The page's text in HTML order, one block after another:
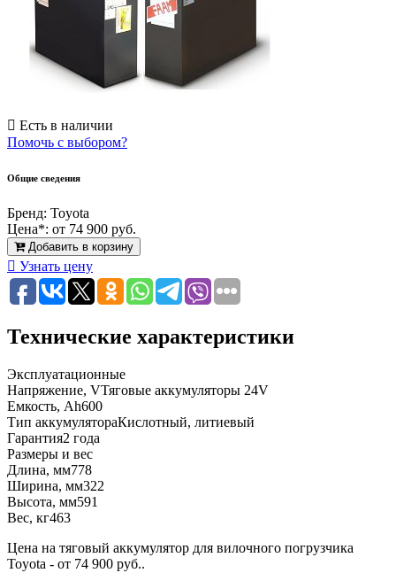
Есть в наличии
Помочь с выбором?
Общие сведения
Бренд: Toyota
Цена*: от 74 900 руб.
Добавить в корзину
Узнать цену
Технические характеристики
Эксплуатационные
Напряжение, VТяговые аккумуляторы 24V
Емкость, Ah600
Тип аккумулятораКислотный, литиевый
Гарантия2 года
Размеры и вес
Длина, мм778
Ширина, мм322
Высота, мм591
Вес, кг463
Цена на тяговый аккумулятор для вилочного погрузчика
Toyota - от 74 900 руб..